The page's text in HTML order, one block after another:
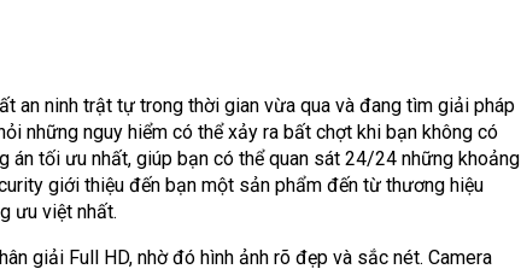
an ninh trật tự trong thời gian vừa qua và đang tìm giải pháp
những nguy hiểm có thể xảy ra bất chợt khi bạn không có
án tối ưu nhất, giúp bạn có thể quan sát 24/24 những khoảng
giới thiệu đến bạn một sản phẩm đến từ thương hiệu
ưu việt nhất.
giải Full HD, nhờ đó hình ảnh rõ đẹp và sắc nét. Camera